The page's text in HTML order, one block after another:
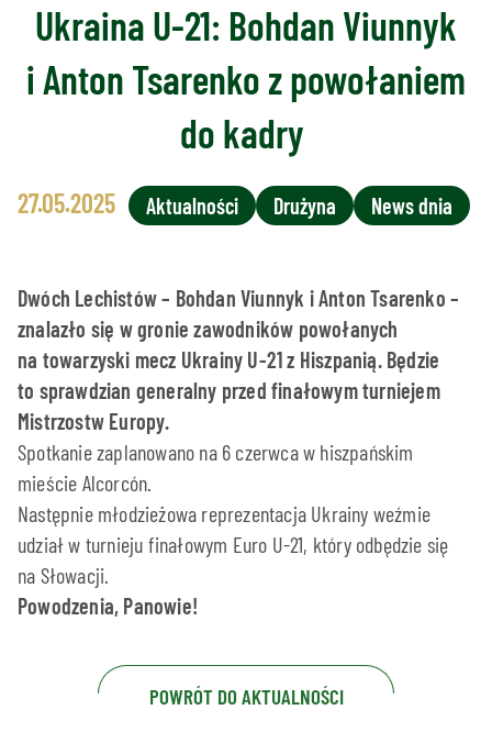
Ukraina U-21: Bohdan Viunnyk
i Anton Tsarenko z powołaniem
do kadry
27.05.2025 Aktualności Drużyna News dnia
Dwóch Lechistów – Bohdan Viunnyk i Anton Tsarenko –
znalazło się w gronie zawodników powołanych
na towarzyski mecz Ukrainy U-21 z Hiszpanią. Będzie
to sprawdzian generalny przed finałowym turniejem
Mistrzostw Europy.
Spotkanie zaplanowano na 6 czerwca w hiszpańskim
mieście Alcorcón.
Następnie młodzieżowa reprezentacja Ukrainy weźmie
udział w turnieju finałowym Euro U-21, który odbędzie się
na Słowacji.
Powodzenia, Panowie!
POWRÓT DO AKTUALNOŚCI